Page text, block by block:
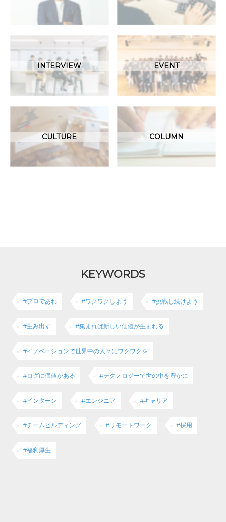
INTERVIEW EVENT
CULTURE COLUMN
KEYWORDS
#プロであれ #ワクワクしよう #挑戦し続けよう
#生み出す #集まれば新しい価値が生まれる
#イノベーションで世界中の人々にワクワクを
#ログに価値がある #テクノロジーで世の中を豊かに
#インターン #エンジニア #キャリア
#チームビルディング #リモートワーク #採用
#福利厚生